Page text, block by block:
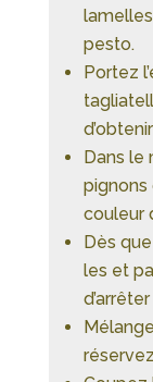
pesto.
Portez
Dans
pignons
couleur
Dès
les et